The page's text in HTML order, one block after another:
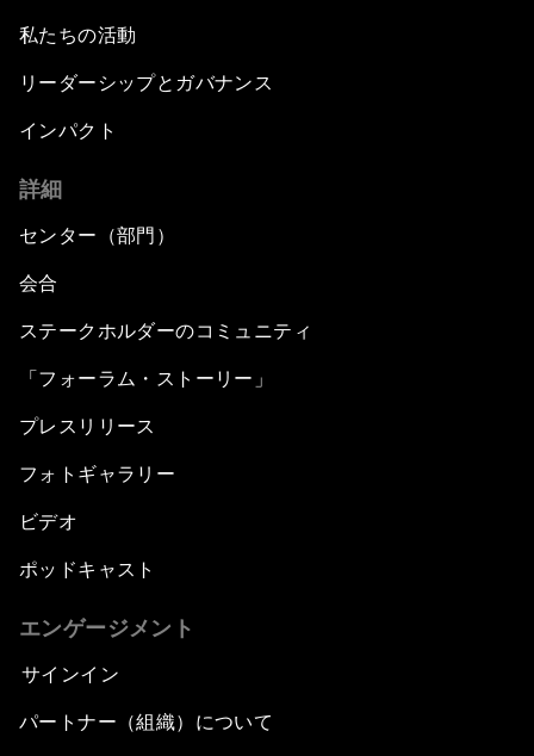
私たちの活動
リーダーシップとガバナンス
インパクト
詳細
センター（部門）
会合
ステークホルダーのコミュニティ
「フォーラム・ストーリー」
プレスリリース
フォトギャラリー
ビデオ
ポッドキャスト
エンゲージメント
サインイン
パートナー（組織）について